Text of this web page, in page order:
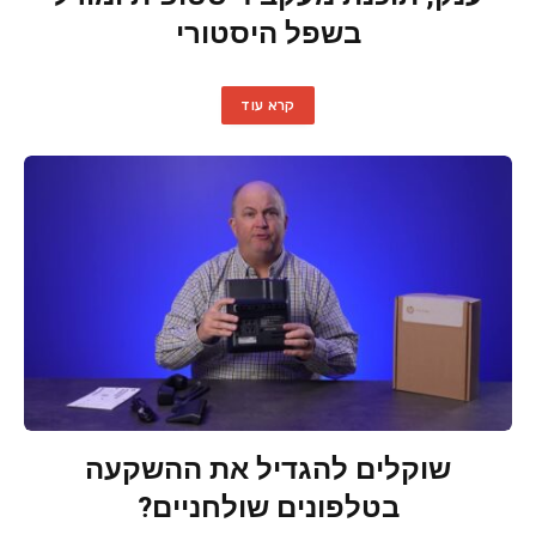
בשפל היסטורי
קרא עוד
שוקלים להגדיל את ההשקעה
בטלפונים שולחניים?